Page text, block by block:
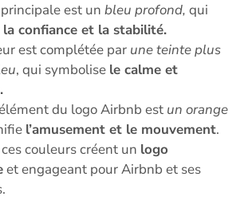
est un bleu profond, qui
la confiance et la stabilité.
est complétée par une teinte plus
, qui symbolise le calme et
du logo Airbnb est un orange
l’amusement et le mouvement.
couleurs créent un logo
et engageant pour Airbnb et ses